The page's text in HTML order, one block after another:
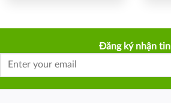
Đăng ký nhận tin